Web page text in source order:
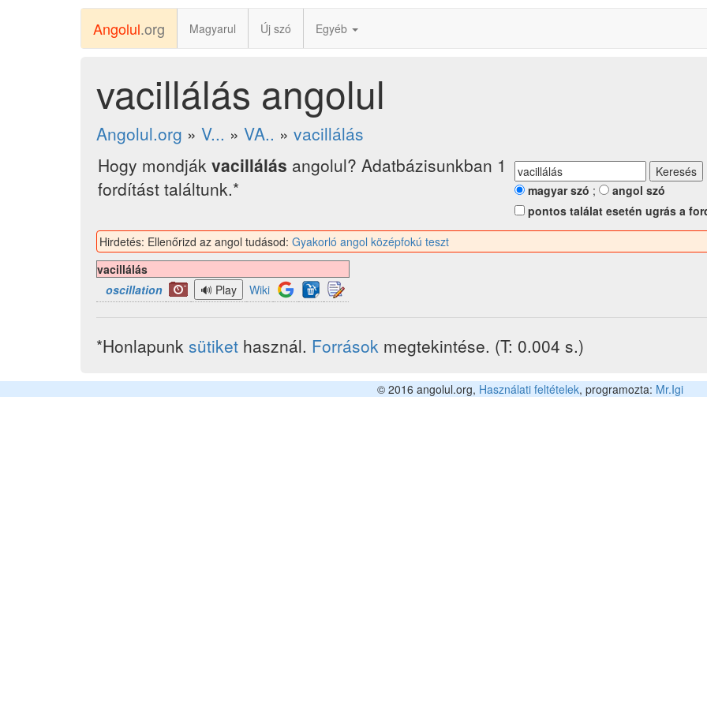
Angolul.org Magyarul Új szó Egyéb
vacillálás angolul
Angolul.org » V... » VA.. » vacillálás
Hogy mondják vacillálás angolul? Adatbázisunkban 1
fordítást találtunk.*
magyar szó ;
angol szó
pontos találat esetén ugrás a
Hirdetés: Ellenőrizd az angol tudásod: Gyakorló angol középfokú teszt
vacillálás
oscillation
Wiki
*Honlapunk sütiket használ. Források megtekintése. (T: 0.004 s.)
© 2016 angolul.org, Használati feltételek, programozta: Mr.Igi